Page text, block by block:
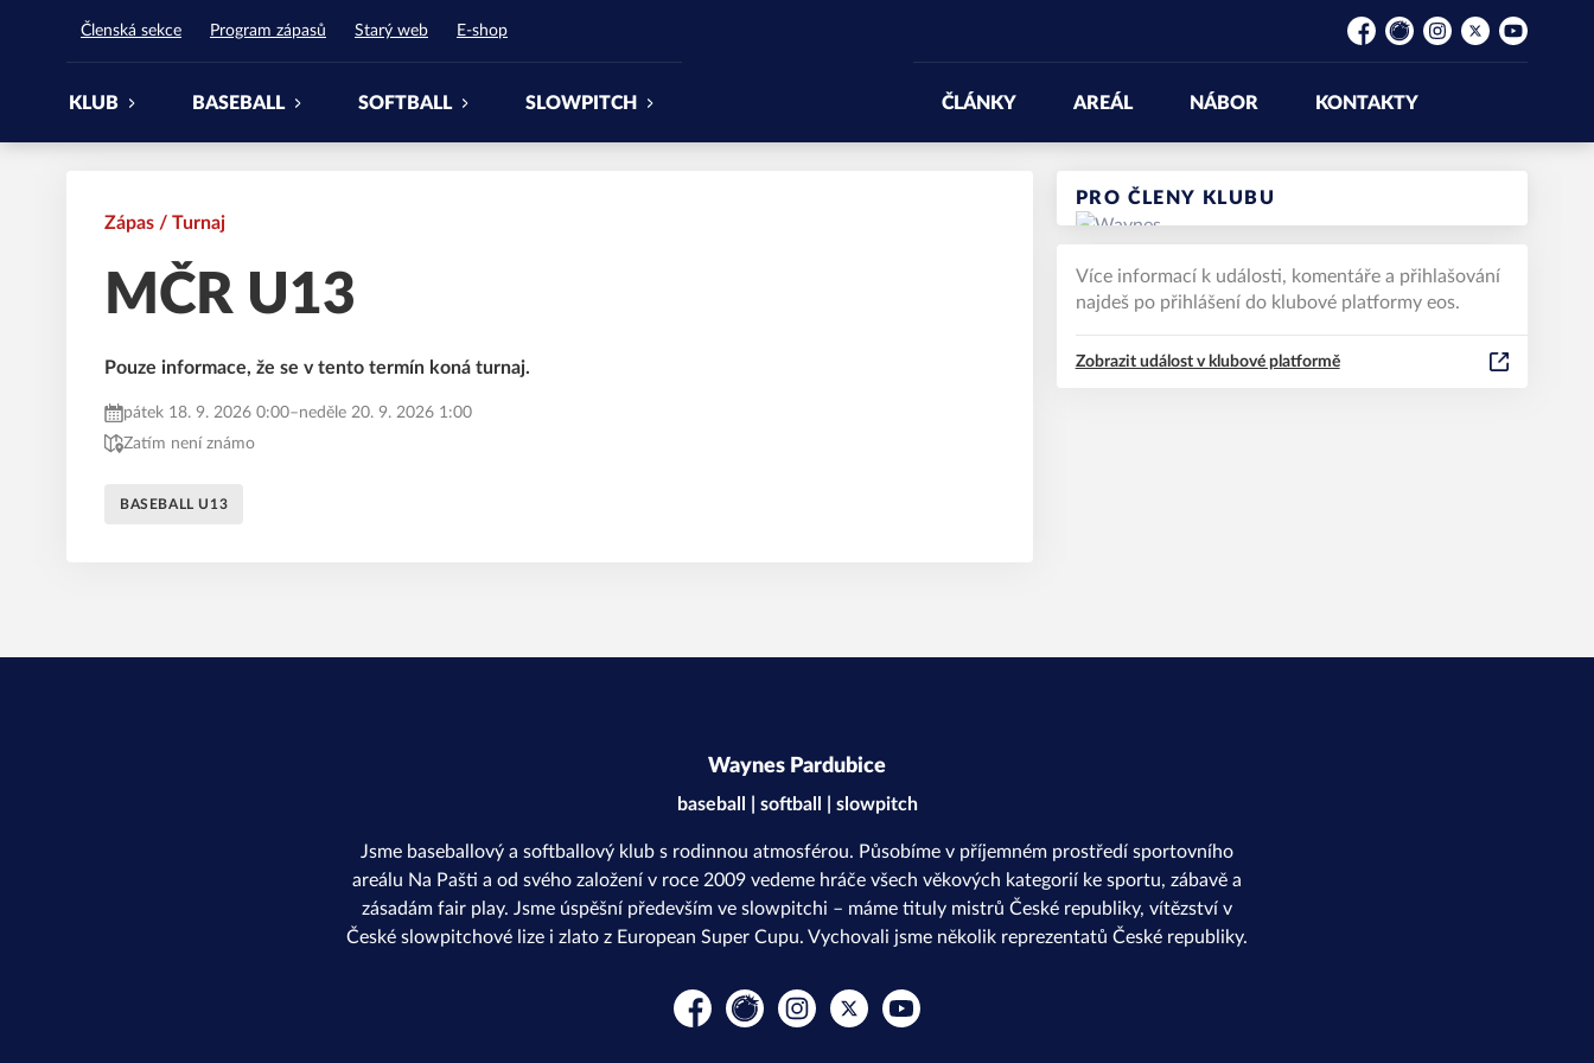
Členská sekce Program zápasů Starý web E-shop
Facebook
Rajče InstagramPlatform X
YouTube
KLUB BASEBALL SOFTBALL SLOWPITCH ČLÁNKY AREÁL NÁBOR KONTAKTY
PRO ČLENY KLUBU
Více informací k události, komentáře a přihlašování
najdeš po přihlášení do klubové platformy eos.
Zobrazit událost v klubové platformě
Zápas / Turnaj
MČR U13
Pouze informace, že se v tento termín koná turnaj.
pátek 18. 9. 2026 0:00–neděle 20. 9. 2026 1:00
Zatím není známo
BASEBALL U13
Waynes Pardubice
baseball | softball | slowpitch
Jsme baseballový a softballový klub s rodinnou atmosférou. Působíme v příjemném prostředí sportovního
areálu Na Pašti a od svého založení v roce 2009 vedeme hráče všech věkových kategorií ke sportu, zábavě a
zásadám fair play. Jsme úspěšní především ve slowpitchi – máme tituly mistrů České republiky, vítězství v
České slowpitchové lize i zlato z European Super Cupu. Vychovali jsme několik reprezentatů České republiky.
Facebook
Rajče InstagramPlatform X
YouTube